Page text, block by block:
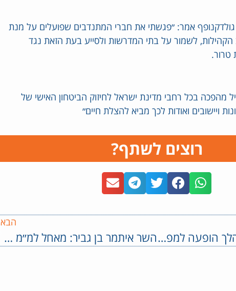
גולדקנופף אמר: ״פגשתי את חברי המתנדבים שפועלים על מנת
לשמור על בתי המדרשות ולסייע בעת הזאת נגד
טרור.
מהפכה בכל רחבי מדינת ישראל לחיזוק הביטחון האישי של
ויישובים ואודות לכך מביא להצלת חיים״
רוצים לשתף?
השר וסרלאוף במהלך הופעה למפונים מהצפון: "נפעמתי מהרוח והעוצמות שלכם. אחרי שנכריע את חיזבאללה נוכל להחזיר אתכם הביתה"
הבא
השר איתמר בן גביר: מאחל למ״מ המפכ״ל, ניצב אבשלום פלד, הצלחה ענקית